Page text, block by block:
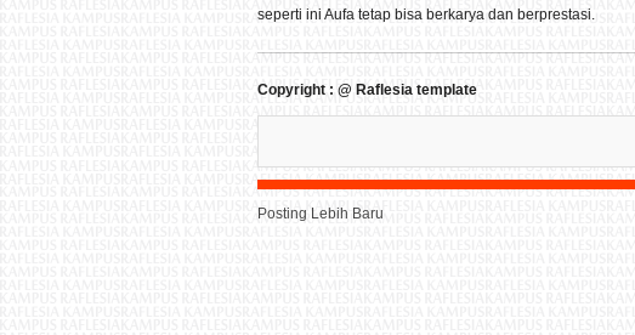
seperti ini Aufa tetap bisa berkarya dan berprestasi.
Copyright : @ Raflesia template
Posting Lebih Baru